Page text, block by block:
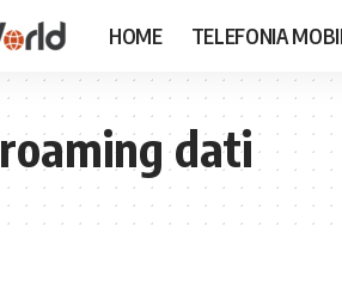
HOME TELEFONIA
roaming dati